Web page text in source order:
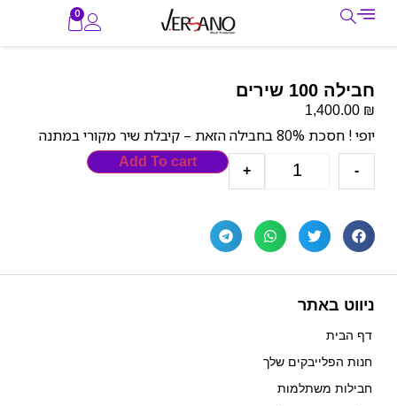
0
חבילה 100 שירים
1,400.00 ₪
יופי ! חסכת 80% בחבילה הזאת – קיבלת שיר מקורי במתנה
-
+
Add To cart
ניווט באתר
דף הבית
חנות הפלייבקים שלך
חבילות משתלמות